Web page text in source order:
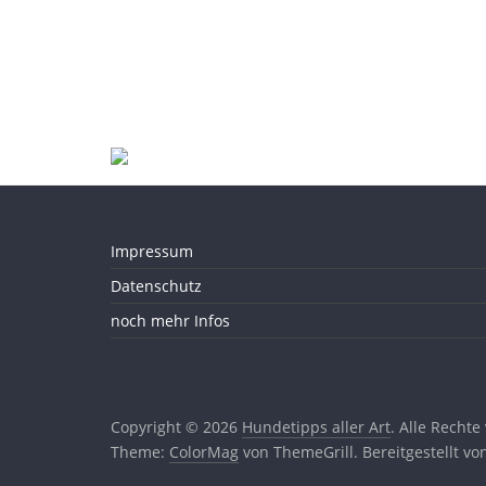
Impressum
Datenschutz
noch mehr Infos
Copyright © 2026 Hundetipps aller Art. Alle
Theme: ColorMag von ThemeGrill. Bereitgestellt